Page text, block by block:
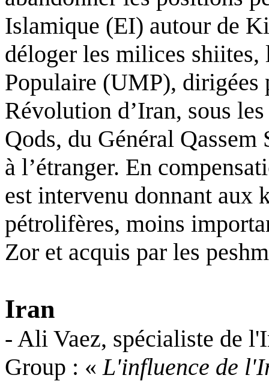
Islamique (EI) autour de
déloger les milices
Populaire (UMP), dirigées
Révolution d’Iran, sous
Qods, du Général
à l’étranger. En
est intervenu donnant aux
pétrolifères, moins
Zor et acquis par les
Iran
- Ali Vaez, spécialiste de
Group : «L'influence de